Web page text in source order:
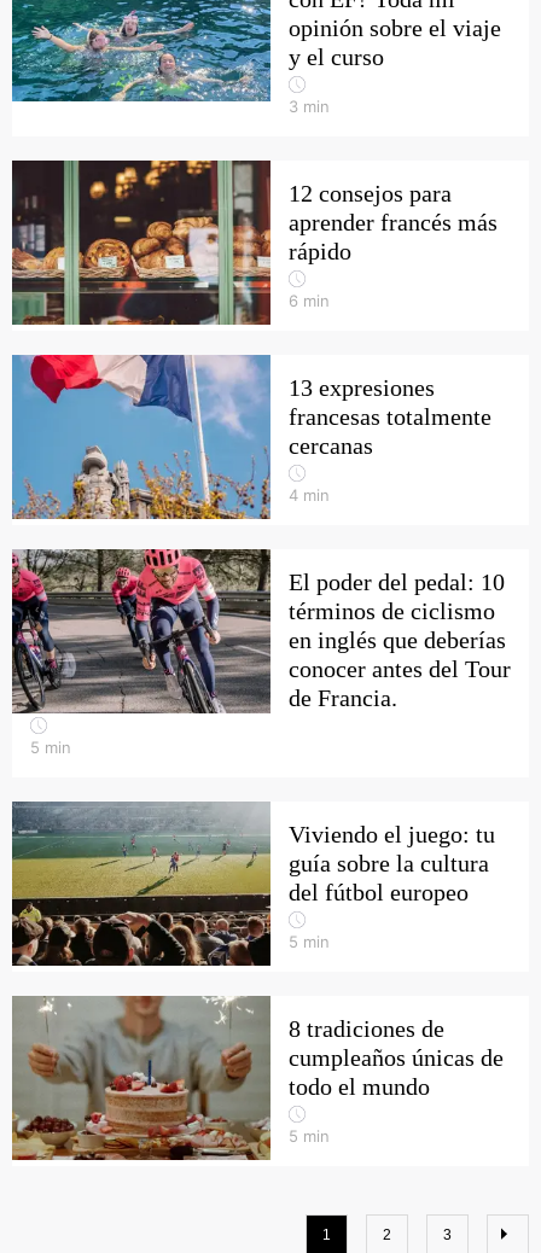
opinión sobre el viaje
y el curso
3 min
12 consejos para
aprender francés más
rápido
6 min
13 expresiones
francesas totalmente
cercanas
4 min
El poder del pedal: 10
términos de ciclismo
en inglés que deberías
conocer antes del Tour
de Francia.
5 min
Viviendo el juego: tu
guía sobre la cultura
del fútbol europeo
5 min
8 tradiciones de
cumpleaños únicas de
todo el mundo
5 min
1 2 3